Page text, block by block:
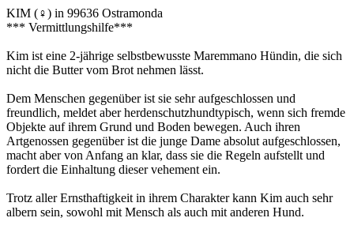
KIM (♀) in 99636 Ostramonda
*** Vermittlungshilfe***
Kim ist eine 2-jährige selbstbewusste Maremmano Hündin, die sich
nicht die Butter vom Brot nehmen lässt.
Dem Menschen gegenüber ist sie sehr aufgeschlossen und
freundlich, meldet aber herdenschutzhundtypisch, wenn sich fremde
Objekte auf ihrem Grund und Boden bewegen. Auch ihren
Artgenossen gegenüber ist die junge Dame absolut aufgeschlossen,
macht aber von Anfang an klar, dass sie die Regeln aufstellt und
fordert die Einhaltung dieser vehement ein.
Trotz aller Ernsthaftigkeit in ihrem Charakter kann Kim auch sehr
albern sein, sowohl mit Mensch als auch mit anderen Hund.